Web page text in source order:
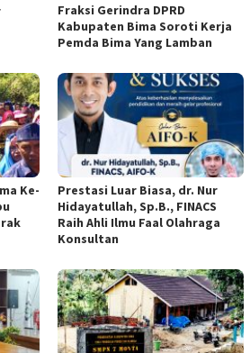
Fraksi Gerindra DPRD
Kabupaten Bima Soroti Kerja
Pemda Bima Yang Lamban
Ke-
Prestasi Luar Biasa, dr. Nur
Hidayatullah, Sp.B., FINACS
Raih Ahli Ilmu Faal Olahraga
Konsultan